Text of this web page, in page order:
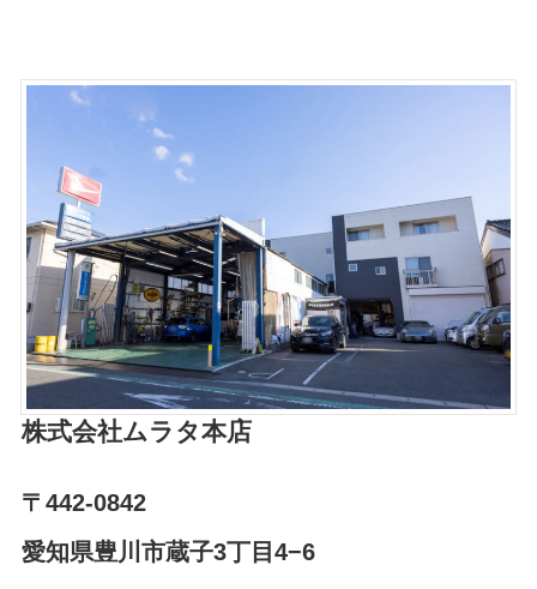
株式会社ムラタ本店
〒442-0842
愛知県豊川市蔵子3丁目4−6⁨⁩